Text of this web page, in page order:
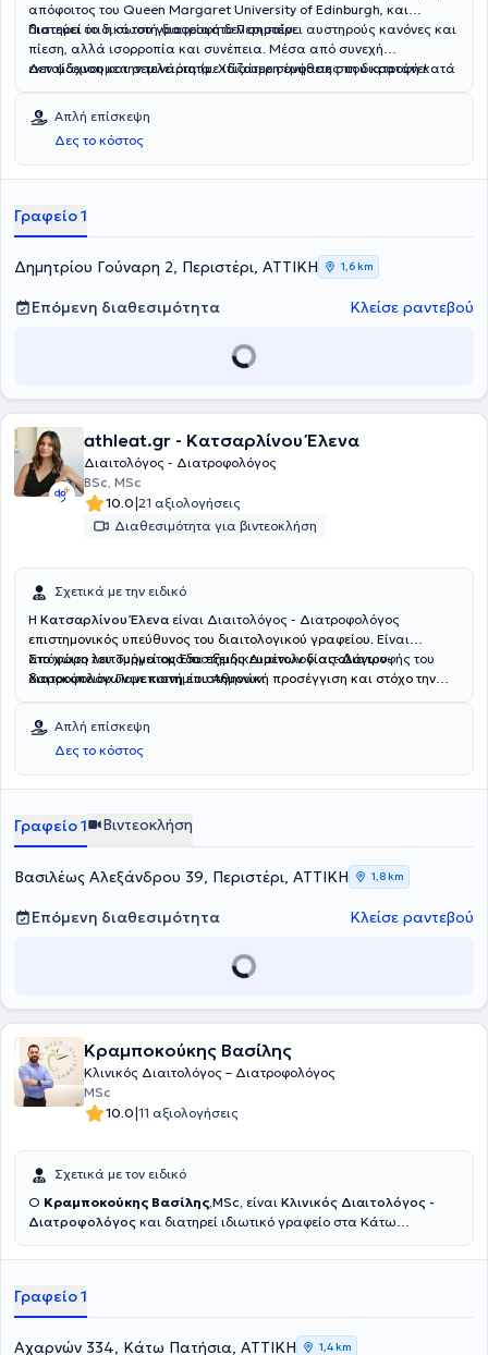
απόφοιτος του Queen Margaret University of Edinburgh, και
διατηρεί το δικό του γραφείο στο Περιστέρι.
Πιστεύει ότι η σωστή διατροφή δεν σημαίνει αυστηρούς κανόνες και
πίεση, αλλά ισορροπία και συνέπεια. Μέσα από συνεχή
εκπαίδευση και σεμινάρια (με ιδιαίτερη έμφαση στη διατροφή κατά
πρακτικό και εφαρμόσιμο στην καθημερινότητά σου.
Δεν ψάχνουμε την τελειότητα. Χτίζουμε συνήθειες που κρατάνε!
Απλή επίσκεψη
Δες το κόστος
Γραφείο 1
Δημητρίου Γούναρη 2, Περιστέρι, ΑΤΤΙΚΗ 1,6 km
Επόμενη διαθεσιμότητα Κλείσε ραντεβού
athleat.gr - Κατσαρλίνου Έλενα
Διαιτολόγος - Διατροφολόγος
BSc, MSc
10.0|21 αξιολογήσεις
Διαθεσιμότητα για βιντεοκλήση
Σχετικά με την ειδικό
Η Κατσαρλίνου Έλενα είναι Διαιτολόγος - Διατροφολόγος
επιστημονικός υπεύθυνος του διαιτολογικού γραφείου. Είναι
απόφοιτη του Τμήματος Επιστήμης Διαιτολογίας-Διατροφής του
Χαροκόπειου Πανεπιστημίου Αθηνών.
Στο χώρο λειτουργεί ομάδα εξειδικευμένων διαιτολόγων-
διατροφολόγων με κοινή επιστημονική προσέγγιση και στόχο την
μας είναι βασισμένη σε επιστημονικά δεδομένα και τις ιδιαίτερες
ανάγκες κάθε ατόμου, με στόχο τη βέλτιστη απόδοση, την
αποκατάσταση και την προαγωγή της συνολικής ευεξίας.
Απλή επίσκεψη
Δες το κόστος
Γραφείο 1 Βιντεοκλήση
Βασιλέως Αλεξάνδρου 39, Περιστέρι, ΑΤΤΙΚΗ 1,8 km
Επόμενη διαθεσιμότητα Κλείσε ραντεβού
Κραμποκούκης Βασίλης
Κλινικός Διαιτολόγος – Διατροφολόγος
MSc
10.0|11 αξιολογήσεις
Σχετικά με τον ειδικό
O Κραμποκούκης Βασίλης,MSc, είναι Κλινικός Διαιτολόγος -
Διατροφολόγος και διατηρεί ιδιωτικό γραφείο στα Κάτω
μιας ισορροπημένης διατροφής.Παρέχονται εξατομικευμένα
και υποστήριξη για υγιεινή απώλεια βάρους, ειδικές παθήσεις και
βελτίωση της ποιότητας ζωής.
Γραφείο 1
Αχαρνών 334, Κάτω Πατήσια, ΑΤΤΙΚΗ 1,4 km